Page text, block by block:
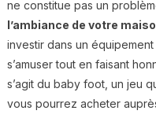
ne constitue pas un
l’ambiance de votre
investir dans un
s’amuser tout en faisant
s’agit du baby foot, un jeu
vous pourrez acheter